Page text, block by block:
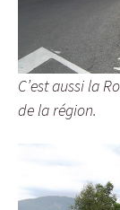
C’est aussi la
de la région.